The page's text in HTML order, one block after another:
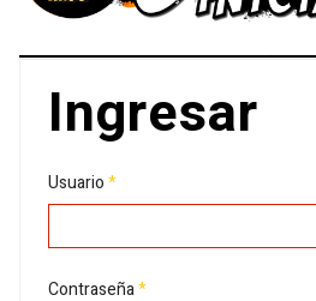
Ingresar
Usuario*
Contraseña*